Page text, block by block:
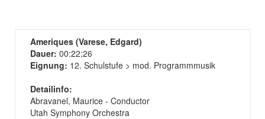
Ameriques (Varese, Edgard)
Dauer: 00:22:26
Eignung: 12. Schulstufe > mod. Programmmusik
Detailinfo:
Abravanel, Maurice - Conductor
Utah Symphony Orchestra